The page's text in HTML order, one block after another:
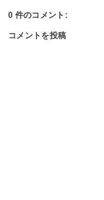
0 件のコメント:
コメントを投稿